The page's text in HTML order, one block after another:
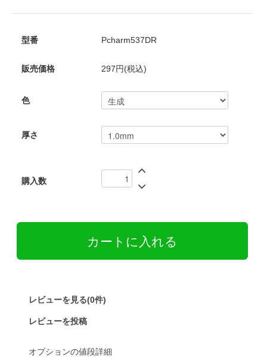
型番 Pcharm537DR
販売価格 297円(税込)
色
厚さ
購入数
レビューを見る(0件)
レビューを投稿
オプションの値段詳細